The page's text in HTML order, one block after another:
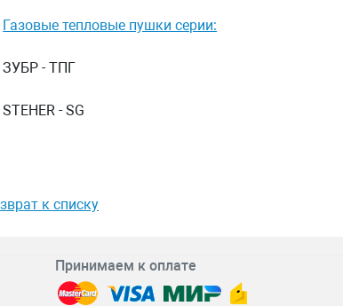
Газовые тепловые пушки серии:
ЗУБР - ТПГ
STEHER - SG
к списку
Принимаем к оплате